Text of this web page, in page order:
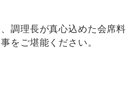
調理長が真心込めた会席料
をご堪能ください。